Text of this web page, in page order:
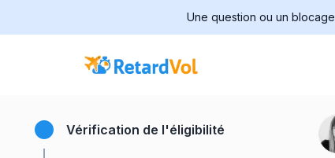
Une question ou un
Vérification de l'éligibilité